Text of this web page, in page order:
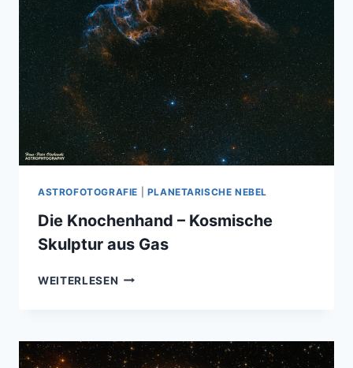
ASTROFOTOGRAFIE PLANETARISCHE NEBEL
Die Knochenhand – Kosmische
Skulptur aus Gas
WEITERLESEN DIE
SKULPTUR
AUS